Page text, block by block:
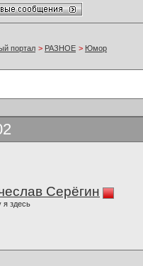
портал > РАЗНОЕ > Юмор
Серёгин
я здесь